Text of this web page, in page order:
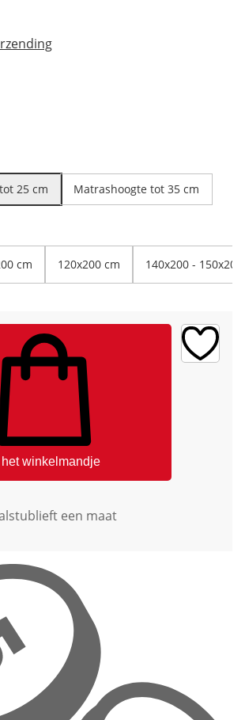
25 cm Matrashoogte tot 35 cm
cm 120x200 cm 140x200 -
het winkelmandje
een maat